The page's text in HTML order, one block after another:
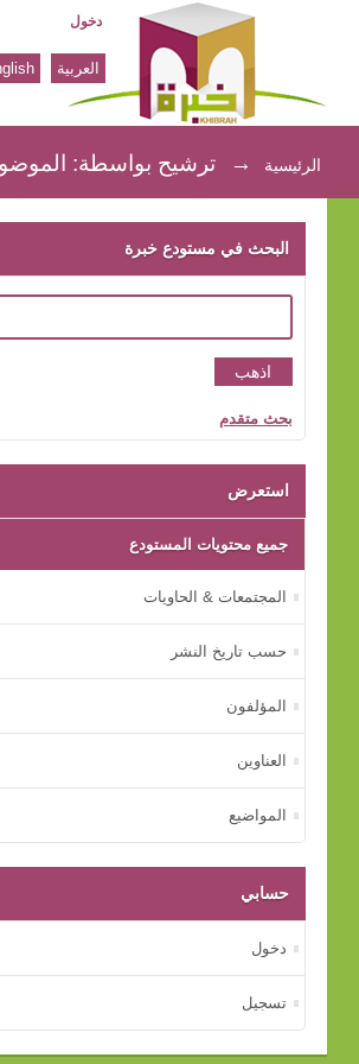
ترشيح بواسطة: الموضوع
دخول
العربية
الرئيسية → ترشيح بواسطة:
البحث في مستودع خبرة
بحث متقدم
استعرض
جميع محتويات المستودع
المجتمعات & الحاويات
حسب تاريخ النشر
المؤلفون
العناوين
المواضيع
حسابي
دخول
تسجيل